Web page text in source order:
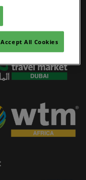
& Expo Centre)
Accept All Cookies